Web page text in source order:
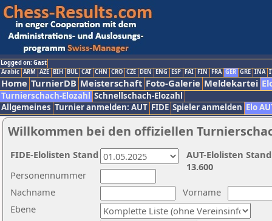
Logged on: Gast
Arabic ARM AZE BIH BUL CAT CHN CRO CZE DEN ENG ESP FAI FIN FRA GER GRE INA
Home TurnierDB Meisterschaft Foto-Galerie Meldekartei
Turnierschach-Elozahl Schnellschach-Elozahl
Allgemeines Turnier anmelden: AUT FIDE Spieler anmelden Elo
Willkommen bei den offiziellen
Nachname
Vorname
Ebene
Personennummer
AUT-Elolisten
13.600
FIDE-Elolisten Stand